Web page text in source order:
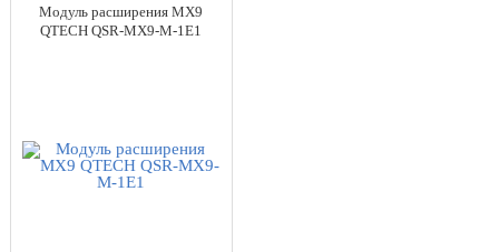
Модуль расширения MX9
QTECH QSR-MX9-M-1E1